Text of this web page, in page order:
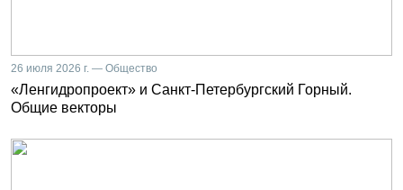
26 июля 2026 г. — Общество
«Ленгидропроект» и Санкт-Петербургский Горный.
Общие векторы